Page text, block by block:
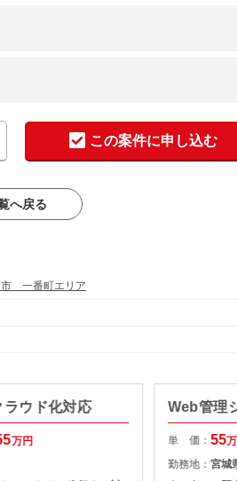
この案件に申し込む
へ戻る
市 一番町エリア
ラウド化対応
万円
Web管理
単 価： 55
勤務地： 宮城